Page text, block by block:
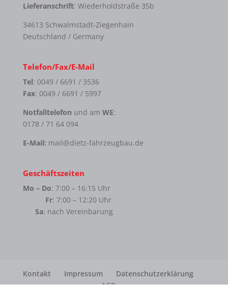
Lieferanschrift: Wiederholdstraße 35b
34613 Schwalmstadt-Ziegenhain
Deutschland / Germany
Telefon/Fax/E-Mail
Tel: 0049 / 6691 / 3536
Fax: 0049 / 6691 / 5997
Notfalltelefon und am WE:
0178 / 71 64 094
E-Mail: mail@dietz-fahrzeugbau.de
Geschäftszeiten
Mo – Do: 7:00 – 16:15 Uhr
Fr: 7:00 – 12:20 Uhr
Sa: nach Vereinbarung
Kontakt Impressum
Datenschutzerklärung